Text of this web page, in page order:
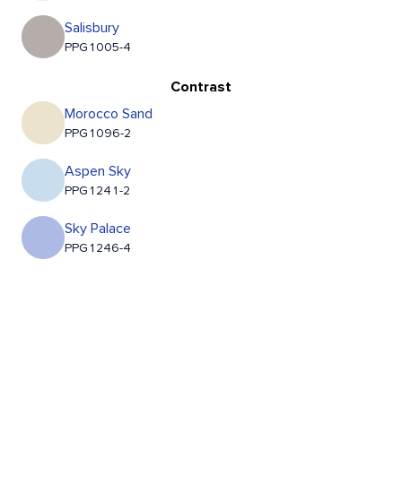
Salisbury
PPG1005-4
Contrast
Morocco Sand
PPG1096-2
Aspen Sky
PPG1241-2
Sky Palace
PPG1246-4